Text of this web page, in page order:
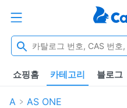
쇼핑홈 카테고리 블로그
A AS ONE